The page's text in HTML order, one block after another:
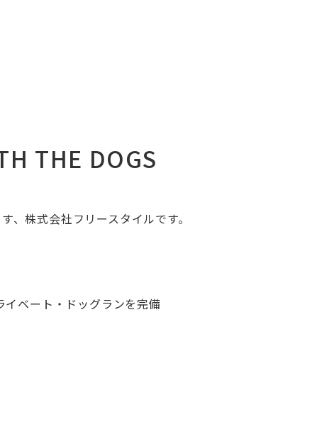
THE DOGS
、株式会社フリースタイルです。
ベート・ドッグランを完備